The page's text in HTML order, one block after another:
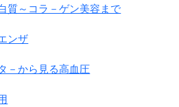
質～コラ－ゲン美容まで
ンザ
から見る高血圧